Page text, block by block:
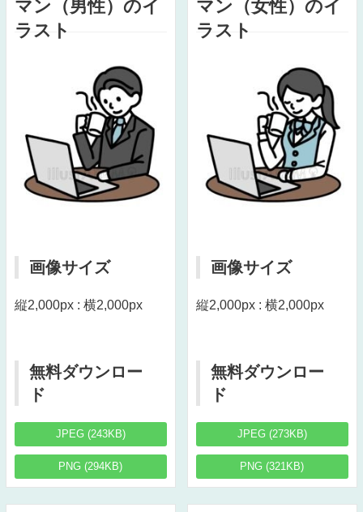
マン（男性）のイ
ラスト
画像サイズ
縦2,000px : 横2,000px
無料ダウンロー
ド
JPEG (243KB)
PNG (294KB)
マン（女性）のイ
ラスト
画像サイズ
縦2,000px : 横2,000px
無料ダウンロー
ド
JPEG (273KB)
PNG (321KB)